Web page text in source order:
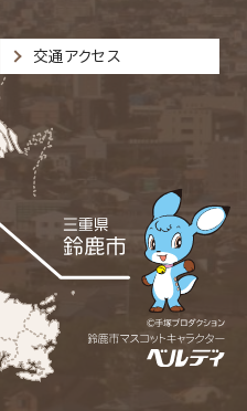
交通アクセス